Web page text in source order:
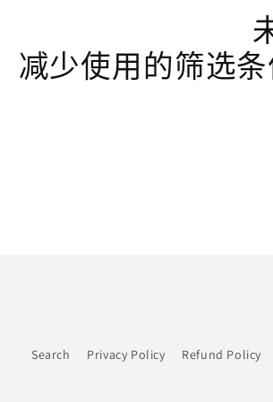
减少使用的筛选
Search Privacy Policy Refund Policy